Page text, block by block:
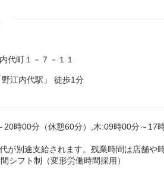
代町１－７－１１
江内代駅」 徒歩1分
20時00分（休憩60分）,木:09時00分～17
が別途支給されます。残業時間は店舗や
シフト制（変形労働時間採用）